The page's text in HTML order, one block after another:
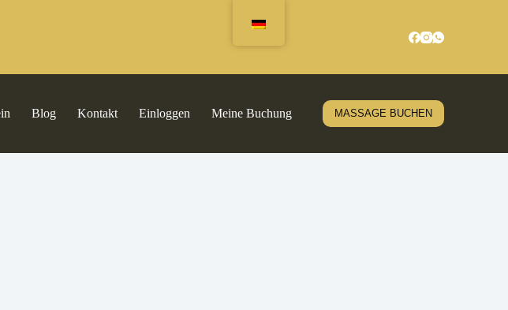
Blog Kontakt Einloggen Meine Buchung MASSAGE BUCHEN